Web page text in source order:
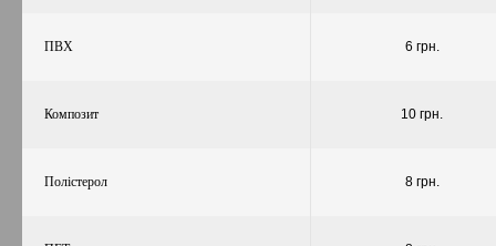
ПВХ 6 грн.
Композит 10 грн.
Полістерол 8 грн.